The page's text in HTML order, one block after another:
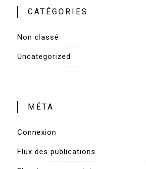
CATÉGORIES
Non classé
Uncategorized
MÉTA
Connexion
Flux des publications